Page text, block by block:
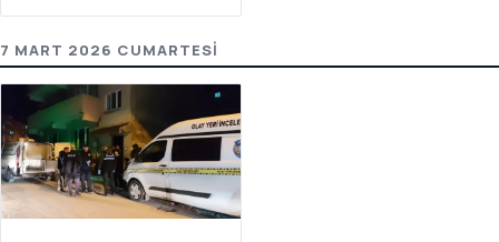
7 MART 2026 CUMARTESI